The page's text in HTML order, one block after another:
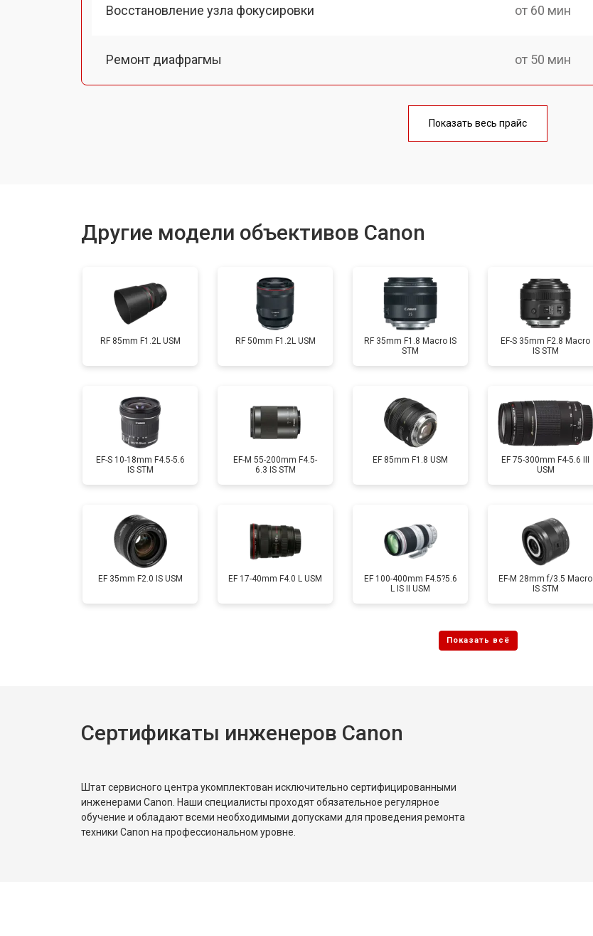
Восстановление узла фокусировки от 60 мин
Ремонт диафрагмы от 50 мин
от 60 мин
Ремонт шлейфа оптического стабилизатора от 80 мин
Показать весь прайс
Другие модели объективов Canon
RF 85mm F1.2L USM RF 50mm F1.2L USM
RF 35mm F1.8 Macro IS
STM
EF-S 35mm F2.8 Macro
IS STM
EF-S 10-18mm F4.5-5.6
IS STM
EF-M 55-200mm F4.5-
6.3 IS STM
EF 85mm F1.8 USM
EF 75-300mm F4-5.6 III
USM
EF 35mm F2.0 IS USM EF 17-40mm F4.0 L USM
EF 100-400mm F4.5?5.6
L IS II USM
EF-M 28mm f/3.5 Macro
IS STM
Сертификаты инженеров Canon
Штат сервисного центра укомплектован исключительно сертифицированными
инженерами Canon. Наши специалисты проходят обязательное регулярное
обучение и обладают всеми необходимыми допусками для проведения ремонта
техники Canon на профессиональном уровне.